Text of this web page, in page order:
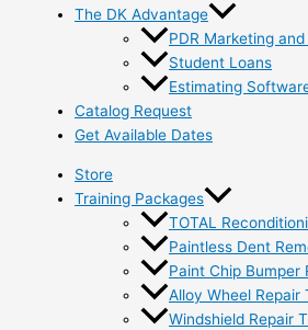
The DK Advantage
PDR Marketing
Student Loans
Estimating
Catalog Request
Get Available Dates
Store
Training Packages
TOTAL
Paintless Dent
Paint Chip Bumper
Alloy Wheel Repair
Windshield Repair